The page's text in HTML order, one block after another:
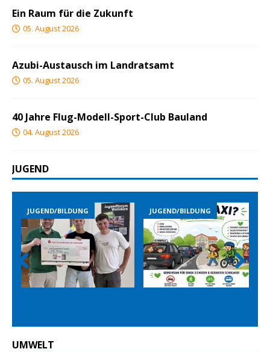
Ein Raum für die Zukunft
05. August 2026
Azubi-Austausch im Landratsamt
05. August 2026
40 Jahre Flug-Modell-Sport-Club Bauland
04. August 2026
JUGEND
BILDUNG JUGEND/BILDUNG JUGEND/
Prev
ious
Nex
t
UMWELT